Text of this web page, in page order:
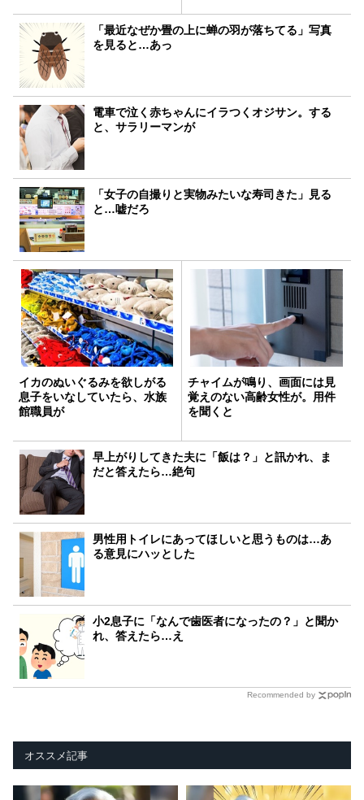
「最近なぜか畳の上に蝉の羽が落ちてる」写真
を見ると…あっ
電車で泣く赤ちゃんにイラつくオジサン。する
と、サラリーマンが
「女子の自撮りと実物みたいな寿司きた」見る
と…嘘だろ
イカのぬいぐるみを欲しがる
息子をいなしていたら、水族
館職員が
チャイムが鳴り、画面には見
覚えのない高齢女性が。用件
を聞くと
早上がりしてきた夫に「飯は？」と訊かれ、ま
だと答えたら…絶句
男性用トイレにあってほしいと思うものは…あ
る意見にハッとした
小2息子に「なんで歯医者になったの？」と聞か
れ、答えたら…え
Recommended by
オススメ記事